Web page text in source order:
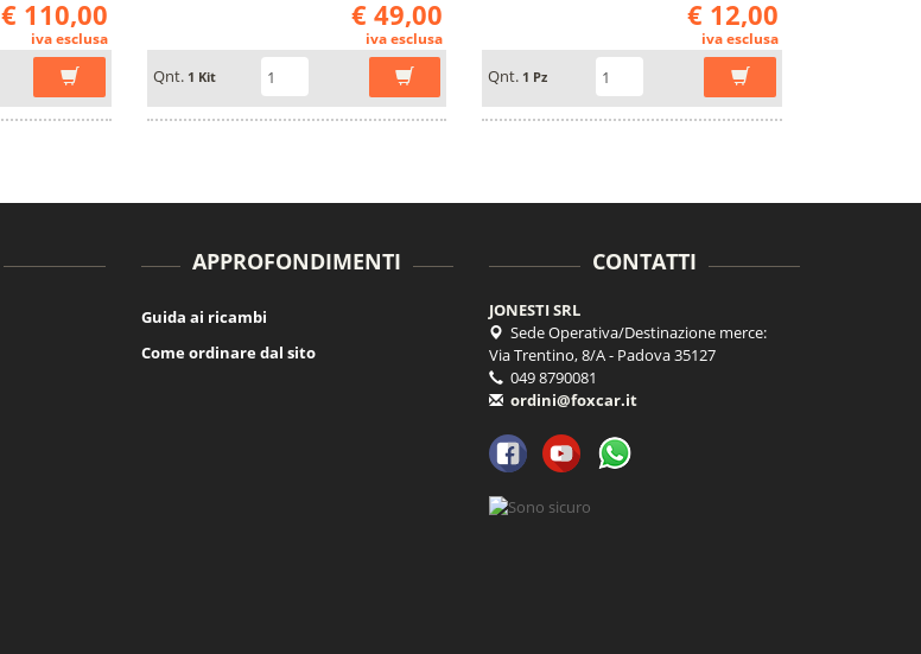
€ 110,00
iva esclusa
€ 49,00
iva esclusa
Qnt. 1 Kit
€ 12,00
iva esclusa
Qnt. 1 Pz
APPROFONDIMENTI
Guida ai ricambi
Come ordinare dal sito
CONTATTI
JONESTI SRL
Sede Operativa/Destinazione merce:
Via Trentino, 8/A - Padova 35127
049 8790081
ordini@foxcar.it